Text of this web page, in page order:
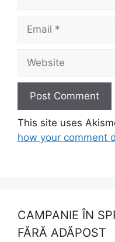
This site uses
how your comment
CAMPANIE ÎN
FĂRĂ ADĂPOST